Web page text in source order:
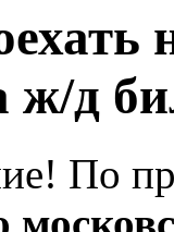
ж/д
По